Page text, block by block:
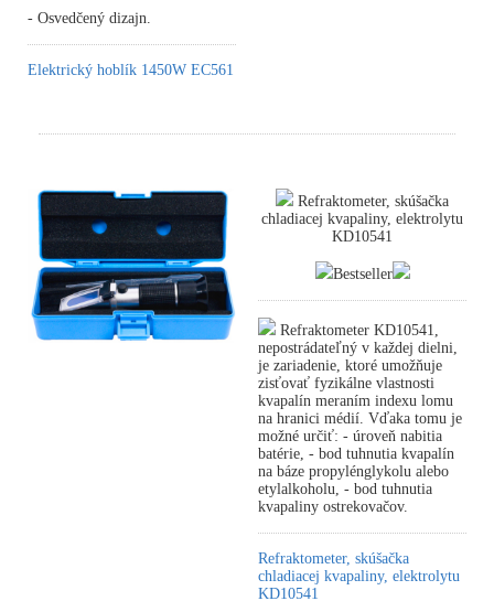
- Osvedčený dizajn.
Elektrický hoblík 1450W EC561
Refraktometer, skúšačka
chladiacej kvapaliny, elektrolytu
KD10541
Bestseller
Refraktometer KD10541,
nepostrádateľný v každej dielni,
je zariadenie, ktoré umožňuje
zisťovať fyzikálne vlastnosti
kvapalín meraním indexu lomu
na hranici médií. Vďaka tomu je
možné určiť: - úroveň nabitia
batérie, - bod tuhnutia kvapalín
na báze propylénglykolu alebo
etylalkoholu, - bod tuhnutia
kvapaliny ostrekovačov.
Refraktometer, skúšačka
chladiacej kvapaliny, elektrolytu
KD10541